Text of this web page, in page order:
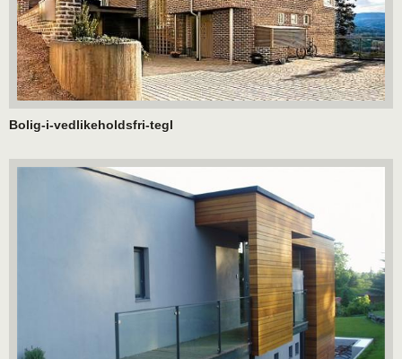
Bolig-i-vedlikeholdsfri-tegl